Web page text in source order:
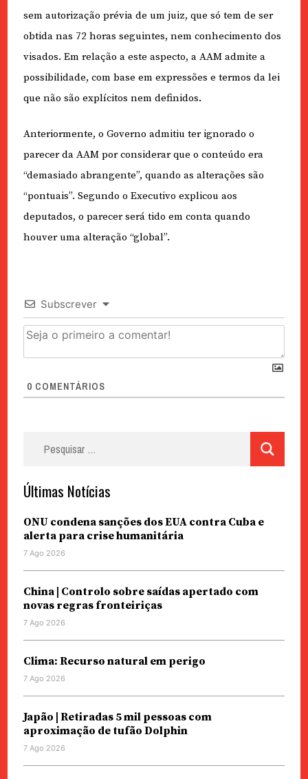
sem autorização prévia de um juiz, que só tem de ser
obtida nas 72 horas seguintes, nem conhecimento dos
visados. Em relação a este aspecto, a AAM admite a
possibilidade, com base em expressões e termos da lei
que não são explícitos nem definidos.
Anteriormente, o Governo admitiu ter ignorado o
parecer da AAM por considerar que o conteúdo era
“demasiado abrangente”, quando as alterações são
“pontuais”. Segundo o Executivo explicou aos
deputados, o parecer será tido em conta quando
houver uma alteração “global”.
Subscrever
0 COMENTÁRIOS
Últimas Notícias
ONU condena sanções dos EUA contra Cuba e
alerta para crise humanitária
7 Ago 2026
China | Controlo sobre saídas apertado com
novas regras fronteiriças
7 Ago 2026
Clima: Recurso natural em perigo
7 Ago 2026
Japão | Retiradas 5 mil pessoas com
aproximação de tufão Dolphin
7 Ago 2026